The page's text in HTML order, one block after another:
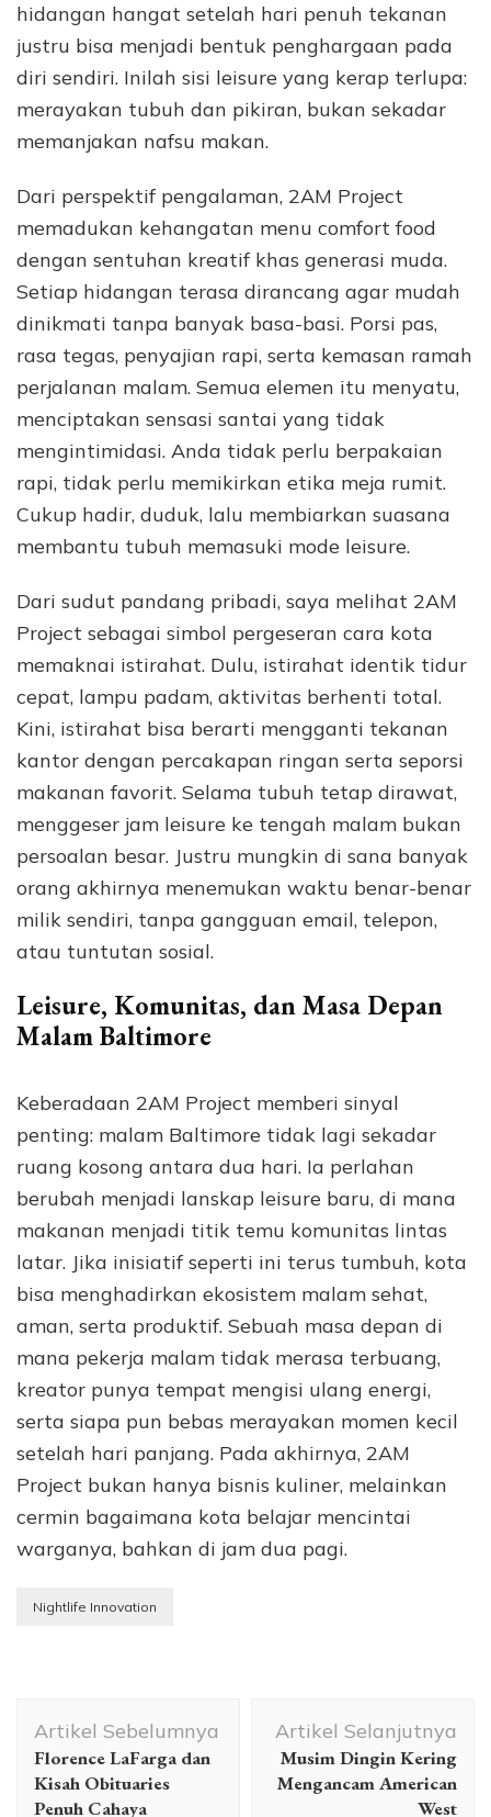
hidangan hangat setelah hari penuh tekanan
justru bisa menjadi bentuk penghargaan pada
diri sendiri. Inilah sisi leisure yang kerap terlupa:
merayakan tubuh dan pikiran, bukan sekadar
memanjakan nafsu makan.
Dari perspektif pengalaman, 2AM Project
memadukan kehangatan menu comfort food
dengan sentuhan kreatif khas generasi muda.
Setiap hidangan terasa dirancang agar mudah
dinikmati tanpa banyak basa-basi. Porsi pas,
rasa tegas, penyajian rapi, serta kemasan ramah
perjalanan malam. Semua elemen itu menyatu,
menciptakan sensasi santai yang tidak
mengintimidasi. Anda tidak perlu berpakaian
rapi, tidak perlu memikirkan etika meja rumit.
Cukup hadir, duduk, lalu membiarkan suasana
membantu tubuh memasuki mode leisure.
Dari sudut pandang pribadi, saya melihat 2AM
Project sebagai simbol pergeseran cara kota
memaknai istirahat. Dulu, istirahat identik tidur
cepat, lampu padam, aktivitas berhenti total.
Kini, istirahat bisa berarti mengganti tekanan
kantor dengan percakapan ringan serta seporsi
makanan favorit. Selama tubuh tetap dirawat,
menggeser jam leisure ke tengah malam bukan
persoalan besar. Justru mungkin di sana banyak
orang akhirnya menemukan waktu benar-benar
milik sendiri, tanpa gangguan email, telepon,
atau tuntutan sosial.
Leisure, Komunitas, dan Masa Depan
Malam Baltimore
Keberadaan 2AM Project memberi sinyal
penting: malam Baltimore tidak lagi sekadar
ruang kosong antara dua hari. Ia perlahan
berubah menjadi lanskap leisure baru, di mana
makanan menjadi titik temu komunitas lintas
latar. Jika inisiatif seperti ini terus tumbuh, kota
bisa menghadirkan ekosistem malam sehat,
aman, serta produktif. Sebuah masa depan di
mana pekerja malam tidak merasa terbuang,
kreator punya tempat mengisi ulang energi,
serta siapa pun bebas merayakan momen kecil
setelah hari panjang. Pada akhirnya, 2AM
Project bukan hanya bisnis kuliner, melainkan
cermin bagaimana kota belajar mencintai
warganya, bahkan di jam dua pagi.
Nightlife Innovation
Artikel
Artikel Sebelumnya
Florence LaFarga dan
Kisah Obituaries
Penuh Cahaya
Artikel Selanjutnya
Musim Dingin Kering
Mengancam American
West